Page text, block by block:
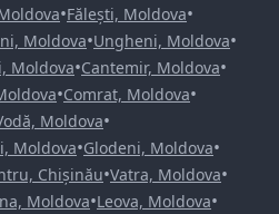
•Fălești, Moldova•
Moldova•Ungheni, Moldova•
Moldova•Cantemir, Moldova•
•Comrat, Moldova•
Moldova•
Moldova•Glodeni, Moldova•
Chișinău•Vatra, Moldova•
Moldova•Leova, Moldova•